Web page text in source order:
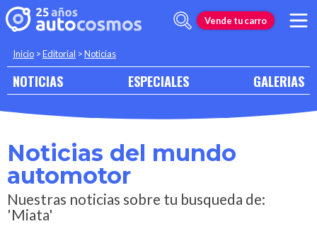
Vende tu carro
Inicio >Editorial >Noticias
NOTICIAS ESPECIALES GALERIAS
Noticias del mundo
automotor
Nuestras noticias sobre tu busqueda de:
'Miata'